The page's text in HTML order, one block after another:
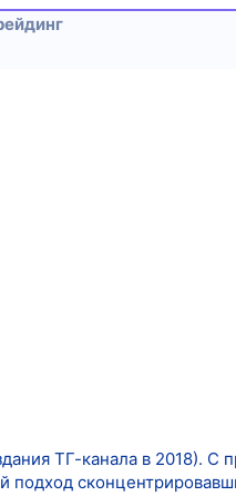
ТГ-канала в 2018). С